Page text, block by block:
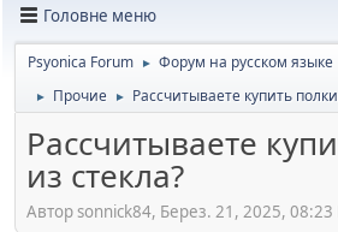
Головне меню
Psyonica Forum ► Форум на русском языке
► Прочие ► Рассчитываете купить
Рассчитываете
из стекла?
Автор sonnick84, Берез. 21, 2025,